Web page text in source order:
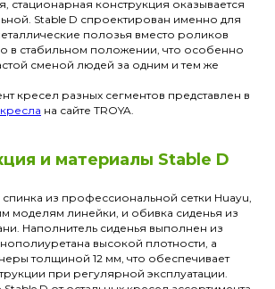
стационарная конструкция оказывается
Stable D спроектирован именно для
полозья вместо роликов
в стабильном положении, что особенно
сменой людей за одним и тем же
кресел разных сегментов представлен в
на сайте TROYA.
и материалы Stable D
из профессиональной сетки Huayu,
моделям линейки, и обивка сиденья из
Наполнитель сиденья выполнен из
высокой плотности, а
толщиной 12 мм, что обеспечивает
при регулярной эксплуатации.